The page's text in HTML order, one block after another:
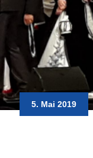
5. Mai 2019